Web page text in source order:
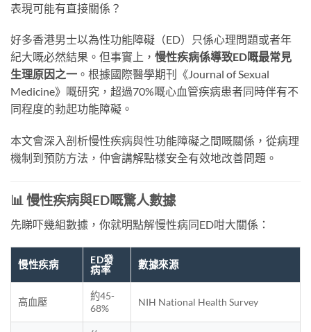
表現可能有直接關係？
好多香港男士以為性功能障礙（ED）只係心理問題或者年
紀大嘅必然結果。但事實上， 慢性疾病係導致ED嘅最常見
生理原因之一 。根據國際醫學期刊《Journal of Sexual
Medicine》嘅研究，超過70%嘅心血管疾病患者同時伴有不
同程度的勃起功能障礙。
本文會深入剖析慢性疾病與性功能障礙之間嘅關係，從病理
機制到預防方法，仲會講解點樣安全有效地改善問題。
📊 慢性疾病與ED嘅驚人數據
先睇吓幾組數據，你就明點解慢性病同ED咁大關係：
慢性疾病
ED發
病率
數據來源
高血壓
約45-
68%
NIH National Health Survey